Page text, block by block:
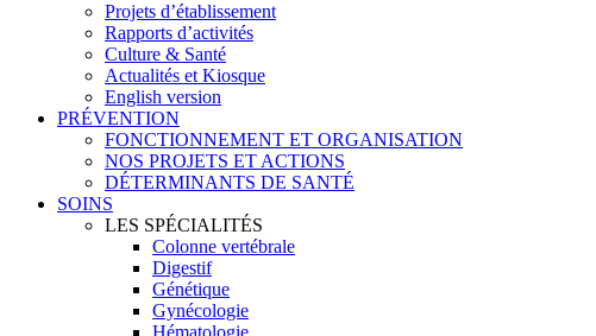
Projets d’établissement
Rapports d’activités
Culture & Santé
Actualités et Kiosque
English version
PRÉVENTION
FONCTIONNEMENT ET ORGANISATION
NOS PROJETS ET ACTIONS
DÉTERMINANTS DE SANTÉ
SOINS
LES SPÉCIALITÉS
Colonne vertébrale
Digestif
Génétique
Gynécologie
Hématologie